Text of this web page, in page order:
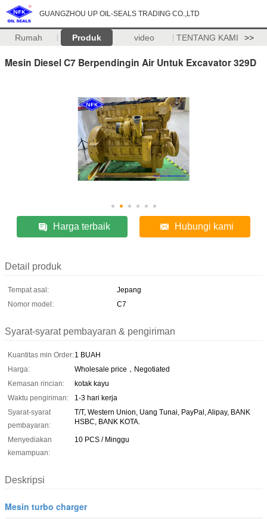
GUANGZHOU UP OIL-SEALS TRADING CO.,LTD
Rumah Produk video TENTANG KAMI >>
Mesin Diesel C7 Berpendingin Air Untuk Excavator 329D
Harga terbaik Hubungi kami
Detail produk
Tempat asal:
Jepang
Nomor model:
C7
Syarat-syarat pembayaran & pengiriman
Kuantitas min Order:1 BUAH
Harga:
Wholesale price，Negotiated
Kemasan rincian:
kotak kayu
Waktu pengiriman:
1-3 hari kerja
Syarat-syarat
pembayaran:
T/T, Western Union, Uang Tunai, PayPal, Alipay, BANK
HSBC, BANK KOTA.
Menyediakan
kemampuan:
10 PCS / Minggu
Deskripsi
Mesin turbo charger